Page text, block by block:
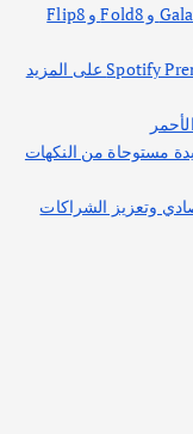
سامسونج تُطلق رسمياً أجهزة Galaxy Z Fold8 Ultra و Fold8 و Flip8
سامسونج وSpotify تتعاونان لإتاحة تجربة Spotify Premium على المزيد
مستوحاة من النكهات
وتعزيز الشراكات